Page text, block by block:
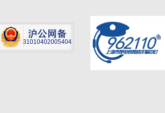
31010402005404